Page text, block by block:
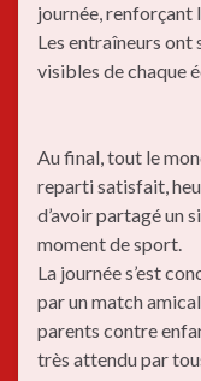
journée, renforçant
Les entraîneurs ont
visibles de chaque
Au final, tout le
reparti satisfait,
d’avoir partagé un
moment de sport.
La journée s’est
par un match amical
parents contre
très attendu par